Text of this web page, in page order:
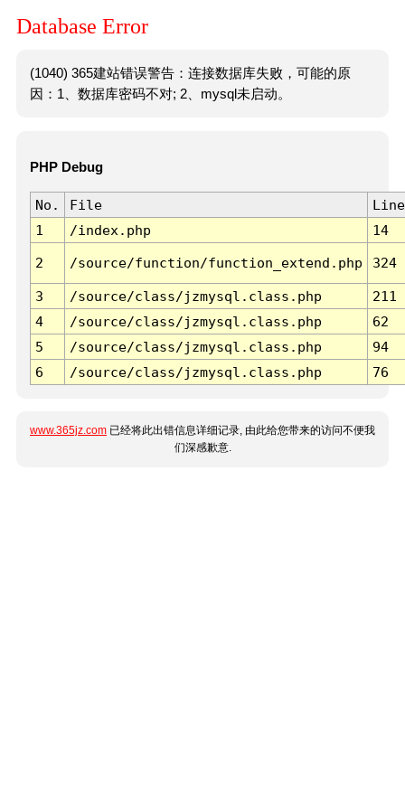
Database Error
(1040) 365建站错误警告：连接数据库失败，可能的原
因：1、数据库密码不对; 2、mysql未启动。
PHP Debug
No. File
Line
1
/index.php 14
2 /source/function/function_extend.php 324
3 /source/class/jzmysql.class.php
211
4
/source/class/jzmysql.class.php
62
5
/source/class/jzmysql.class.php
94
6
/source/class/jzmysql.class.php 76
www.365jz.com 已经将此出错信息详细记录, 由此给您带来的访问不便我
们深感歉意.